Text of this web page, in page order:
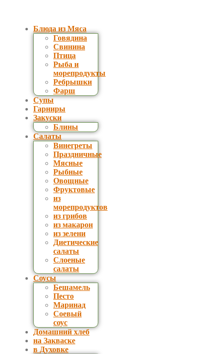
Блюда из Мяса
Говядина
Свинина
Птица
Рыба и
морепродукты
Ребрышки
Фарш
Супы
Гарниры
Закуски
Блины
Салаты
Винегреты
Праздничные
Мясные
Рыбные
Овощные
Фруктовые
из
морепродуктов
из грибов
из макарон
из зелени
Диетические
салаты
Слоеные
салаты
Соусы
Бешамель
Песто
Маринад
Соевый
соус
Домашний хлеб
на Закваске
в Духовке